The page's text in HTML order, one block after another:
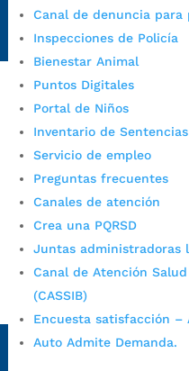
Canal de denuncia
Inspecciones de Policía
Bienestar Animal
Puntos Digitales
Portal de Niños
Inventario de Sentencias
Servicio de empleo
Preguntas frecuentes
Canales de atención
Crea una PQRSD
Juntas administradoras
Canal de Atención
(CASSIB)
Encuesta satisfacción –
Auto Admite Demanda.
https://
1/secretarias/oficina-de-
@AlcaldíaBGA
PrensaBucaramanga
Autorización de